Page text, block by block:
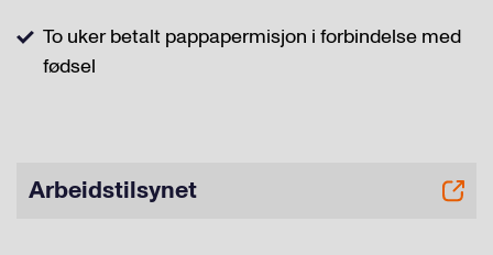
To uker betalt pappapermisjon i forbindelse med
fødsel
Arbeidstilsynet